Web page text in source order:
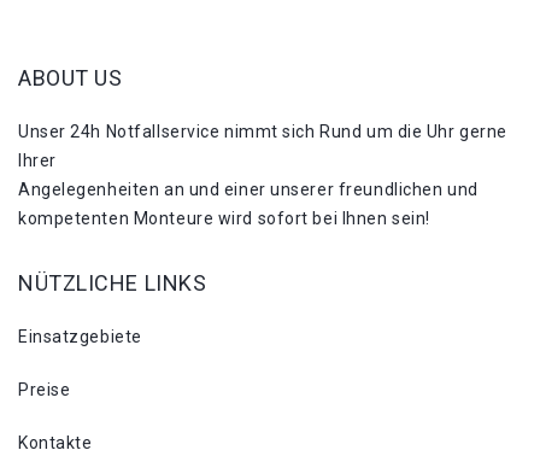
ABOUT US
Unser 24h Notfallservice nimmt sich Rund um die Uhr gerne
Ihrer
Angelegenheiten an und einer unserer freundlichen und
kompetenten Monteure wird sofort bei Ihnen sein!
NÜTZLICHE LINKS
Einsatzgebiete
Preise
Kontakte